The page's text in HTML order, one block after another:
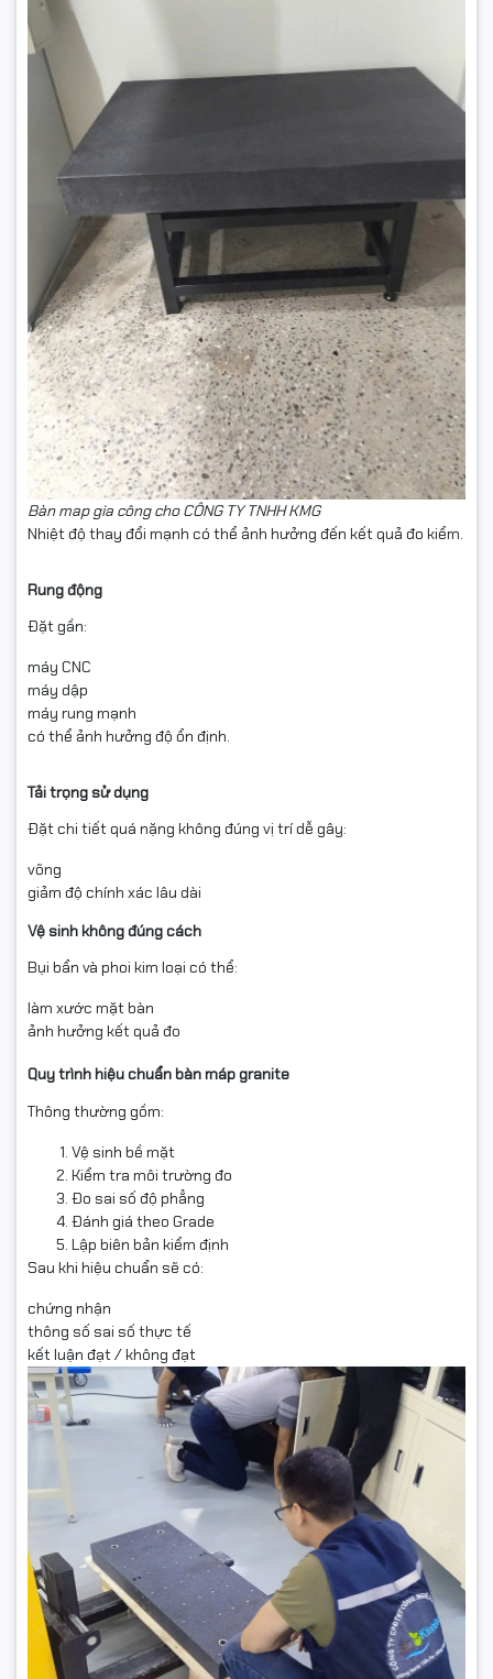
Bàn map gia công cho CÔNG TY TNHH KMG
Nhiệt độ thay đổi mạnh có thể ảnh hưởng đến kết quả đo kiểm.
Rung động
Đặt gần:
máy CNC
máy dập
máy rung mạnh
có thể ảnh hưởng độ ổn định.
Tải trọng sử dụng
Đặt chi tiết quá nặng không đúng vị trí dễ gây:
võng
giảm độ chính xác lâu dài
Vệ sinh không đúng cách
Bụi bẩn và phoi kim loại có thể:
làm xước mặt bàn
ảnh hưởng kết quả đo
Quy trình hiệu chuẩn bàn máp granite
Thông thường gồm:
Vệ sinh bề mặt
Kiểm tra môi trường đo
Đo sai số độ phẳng
Đánh giá theo Grade
Lập biên bản kiểm định
Sau khi hiệu chuẩn sẽ có:
chứng nhận
thông số sai số thực tế
kết luận đạt / không đạt